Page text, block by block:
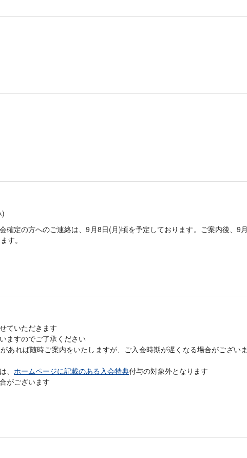
)
確定の方へのご連絡は、9月8日(月)頃を予定しております。ご案内後、9月
す。
ていただきます
ますのでご了承ください
あれば随時ご案内をいたしますが、ご入会時期が遅くなる場合がございま
、 ホームページに記載のある入会特典付与の対象外となります
がございます